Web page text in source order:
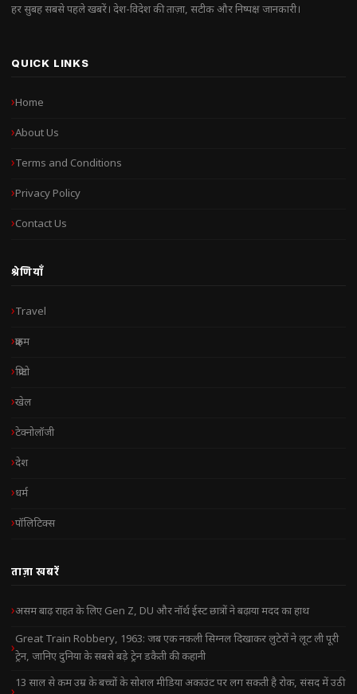
हर सुबह सबसे पहले खबरें। देश-विदेश की ताज़ा, सटीक और निष्पक्ष जानकारी।
QUICK LINKS
Home
About Us
Terms and Conditions
Privacy Policy
Contact Us
श्रेणियाँ
Travel
क्राइम
क्रिप्टो
खेल
टेक्नोलॉजी
देश
धर्म
पॉलिटिक्स
ताज़ा खबरें
असम बाढ़ राहत के लिए Gen Z, DU और नॉर्थ ईस्ट छात्रों ने बढ़ाया मदद का हाथ
Great Train Robbery, 1963: जब एक नकली सिग्नल दिखाकर लुटेरों ने लूट ली पूरी
ट्रेन, जानिए दुनिया के सबसे बड़े ट्रेन डकैती की कहानी
13 साल से कम उम्र के बच्चों के सोशल मीडिया अकाउंट पर लग सकती है रोक, संसद में उठी